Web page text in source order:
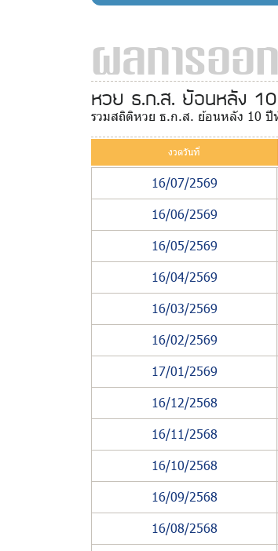
ผลการออ
หวย ธ.ก.ส. ย้อนหลัง
รวมสถิติหวย ธ.ก.ส. ย้อนหลัง 10 ปี
งวดวันที่
16/07/2569
16/06/2569
16/05/2569
16/04/2569
16/03/2569
16/02/2569
17/01/2569
16/12/2568
16/11/2568
16/10/2568
16/09/2568
16/08/2568